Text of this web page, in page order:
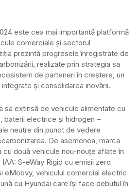
este cea mai importantă platformă
comerciale și sectorul
prezintă progresele înregistrate de
realizate prin strategia sa
de parteneri în creștere, un
și consolidarea inovării.
sa extinsă de vehicule alimentate cu
baterii electrice și hidrogen –
neutre din punct de vedere
De asemenea, marca
cu două vehicule nou-nouțe aflate în
S-eWay Rigid cu emisii zero
eMoovy, vehiculul comercial electric
cu Hyundai care își face debutul în